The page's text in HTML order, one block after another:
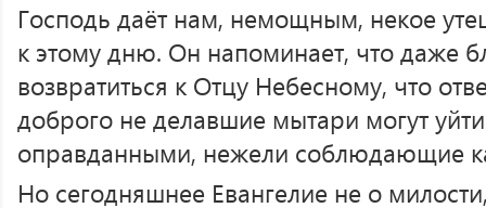
Господь даёт нам, немощным, некое
к этому дню. Он напоминает, что даже
возвратиться к Отцу Небесному, что
доброго не делавшие мытари могут
оправданными, нежели соблюдающие
Но сегодняшнее Евангелие не о